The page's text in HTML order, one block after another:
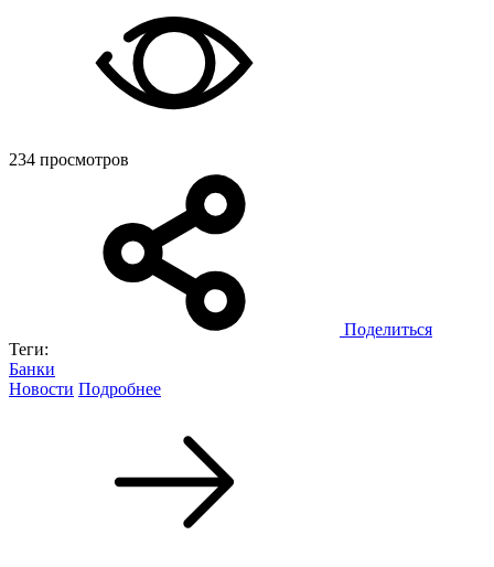
234 просмотров
Поделиться
Теги:
Банки
Новости Подробнее